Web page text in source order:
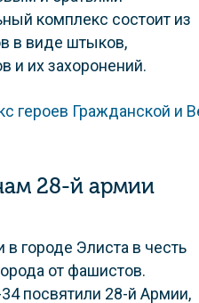
комплекс состоит из
в виде штыков,
и их захоронений.
28-й армии
в городе Элиста в честь
от фашистов.
посвятили 28-й Армии,